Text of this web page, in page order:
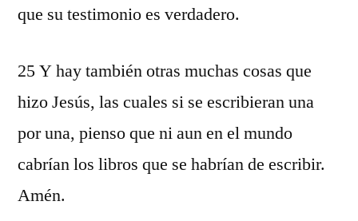
que su testimonio es verdadero.
25 Y hay también otras muchas cosas que
hizo Jesús, las cuales si se escribieran una
por una, pienso que ni aun en el mundo
cabrían los libros que se habrían de escribir.
Amén.